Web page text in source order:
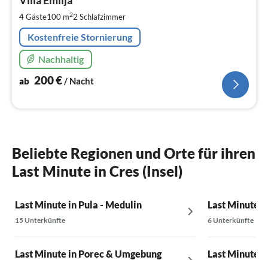
4 Gäste100 m22 Schlafzimmer
Kostenfreie Stornierung
Nachhaltig
ab 200€/ Nacht
Beliebte Regionen und Orte für ihren
Last Minute in Cres (Insel)
Last Minute in Pula - Medulin
15 Unterkünfte
Last Minute in Porec & Umgebung
Last Minute
6 Unterkünfte
Last Minute